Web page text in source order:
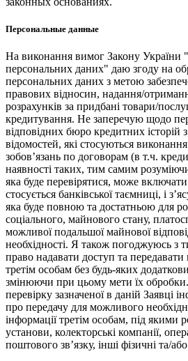
Персональные данные
На виконання вимог Закону України
персональних даних" даю згоду на
персональних даних з метою
правових відносин, надання/
розрахунків за придбані товари/
кредитування. Не заперечую щодо
відповідних бюро кредитних історій
відомостей, які стосуються
зобов’язань по договорам (в т.ч.
наявності таких, тим самим
яка буде перевірятися, може
стосується банківської таємниці, і
яка буде повною та достатньою для
соціального, майнового стану,
можливої подальшої майнової
необхідності. Я також погоджуюсь з
право надавати доступ та передавати
третім особам без будь-яких
змінюючи при цьому мети їх
перевірку зазначеної в даній Заявці
про передачу для можливого
інформації третім особам, під якими
установи, колекторські компанії,
поштового зв’язку, інші фізичні та/